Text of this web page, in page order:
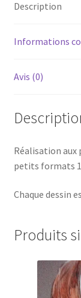
Description
Informations
Avis (0)
Réalisation aux
petits formats
Chaque dessin
Produits